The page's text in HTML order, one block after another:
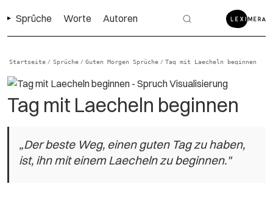
Sprüche Worte Autoren
Startseite / Sprüche / Guten Morgen Sprüche / Tag mit Laecheln beginnen
Tag mit Laecheln beginnen
„Der beste Weg, einen guten Tag zu haben,
ist, ihn mit einem Laecheln zu beginnen."